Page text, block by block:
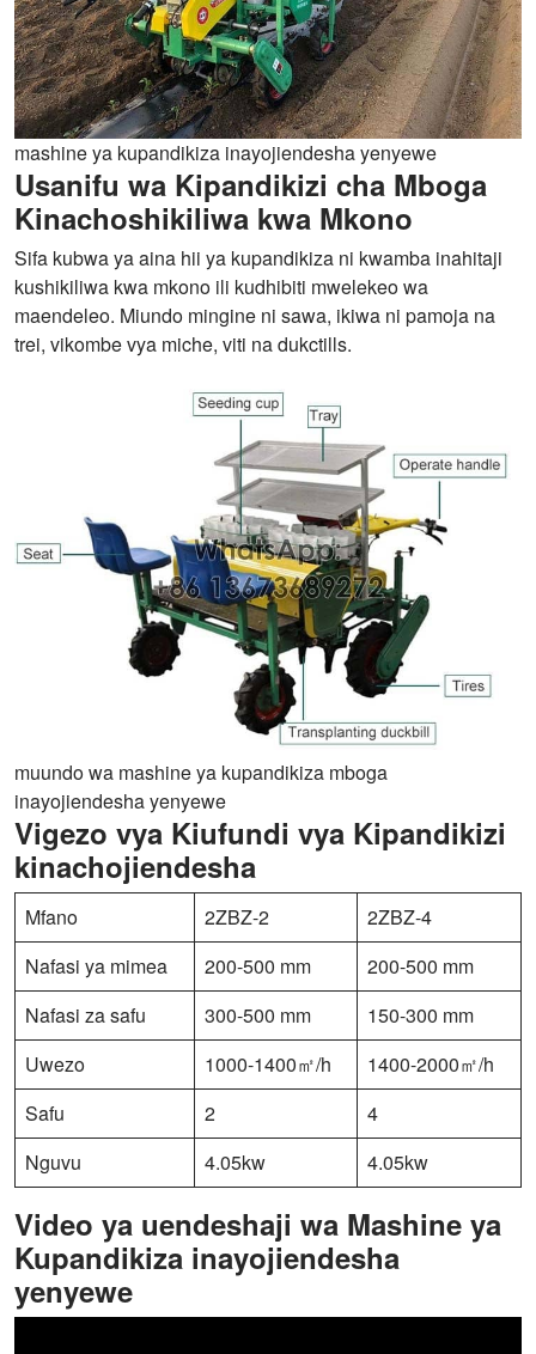
mashine ya kupandikiza inayojiendesha yenyewe
Usanifu wa Kipandikizi cha Mboga
Kinachoshikiliwa kwa Mkono
Sifa kubwa ya aina hii ya kupandikiza ni kwamba inahitaji
kushikiliwa kwa mkono ili kudhibiti mwelekeo wa
maendeleo. Miundo mingine ni sawa, ikiwa ni pamoja na
trei, vikombe vya miche, viti na dukctills.
muundo wa mashine ya kupandikiza mboga
inayojiendesha yenyewe
Vigezo vya Kiufundi vya Kipandikizi
kinachojiendesha
Mfano 2ZBZ-2
2ZBZ-4
Nafasi ya mimea
200-500 mm
200-500 mm
Nafasi za safu
300-500 mm
150-300 mm
Uwezo
1000-1400㎡/h
1400-2000㎡/h
Safu
2
4
Nguvu
4.05kw 4.05kw
Video ya uendeshaji wa Mashine ya
Kupandikiza inayojiendesha
yenyewe